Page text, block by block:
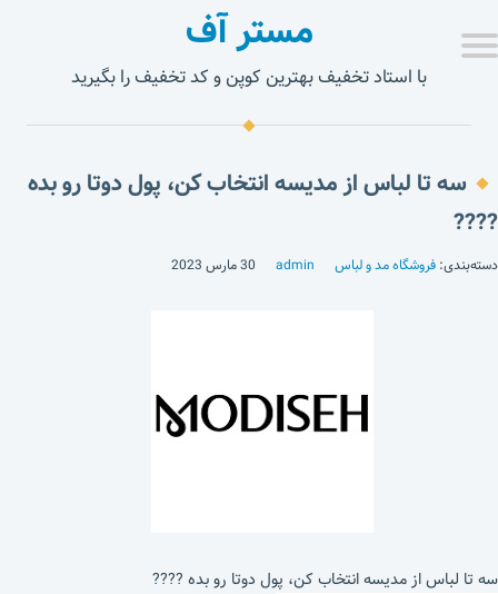
مستر آف
با استاد تخفیف بهترین کوپن و کد تخفیف را بگیرید
سه تا لباس از مدیسه انتخاب کن، پول دوتا رو بده
????
دسته‌بندی: فروشگاه مد و لباس admin 30 مارس 2023
سه تا لباس از مدیسه انتخاب کن، پول دوتا رو بده ????